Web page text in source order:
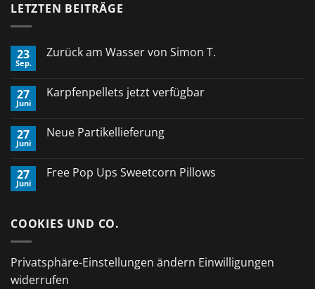
LETZTEN BEITRÄGE
23
Sep.
Zurück am Wasser von Simon T.
Zurück
Simon
T.
27
Juni
Karpfenpellets jetzt verfügbar
Karpfenpellets
27
Juni
Neue Partikellieferung
Neue
27
Juni
Free Pop Ups Sweetcorn Pillows
Pop
COOKIES UND CO.
Privatsphäre-Einstellungen ändern Einwilligungen
widerrufen